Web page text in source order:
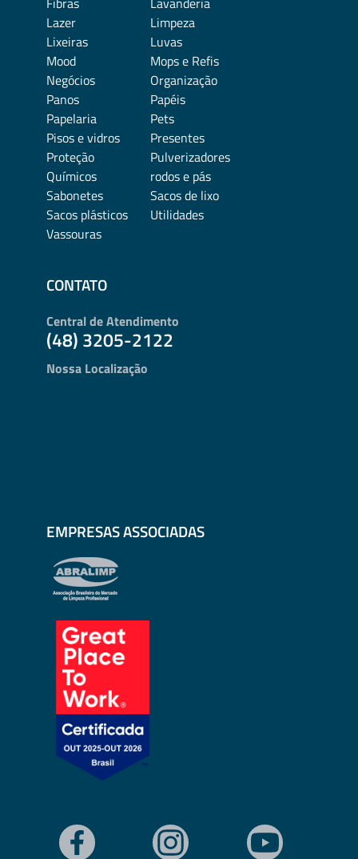
Lazer
Limpeza
Lixeiras
Luvas
Mood
Mops e Refis
Negócios
Organização
Panos
Papéis
Papelaria
Pets
Pisos e vidros
Presentes
Proteção
Pulverizadores
Químicos
rodos e pás
Sabonetes
Sacos de lixo
Sacos plásticos
Utilidades
Vassouras
CONTATO
Central de Atendimento
(48) 3205-2122
Nossa Localização
EMPRESAS ASSOCIADAS